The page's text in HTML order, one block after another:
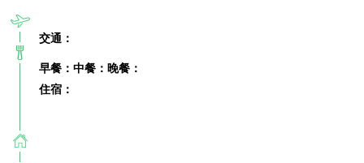
交通：
早餐：中餐：晚餐：
住宿：